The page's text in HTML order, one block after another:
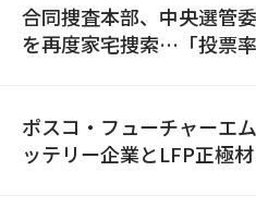
合同捜査本部、中央選管
を再度家宅捜索…「投票
ポスコ・フューチャーエ
ッテリー企業とLFP正極